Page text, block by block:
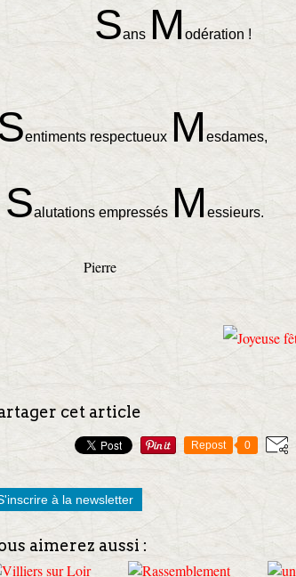
Sans M odération !
entiments respectueux Mesdames,
Salutations empressés Messieurs.
cet article
Repost 0
à la newsletter
aimerez aussi :